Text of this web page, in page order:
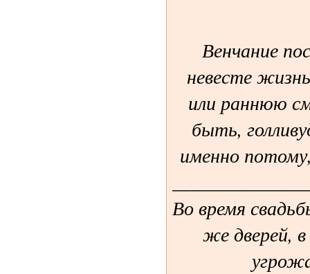
Венчание
невесте
или раннюю
быть,
именно
Во время
же дверей,